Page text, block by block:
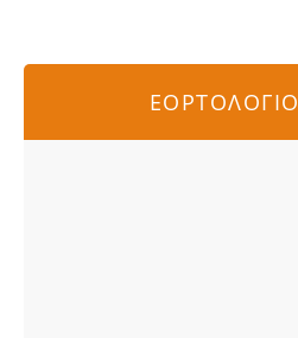
ΕΟΡΤΟΛΟΓΙΟ